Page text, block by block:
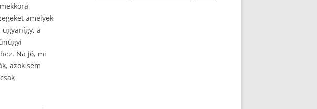
amelyek
a
Na jó, mi
azok sem